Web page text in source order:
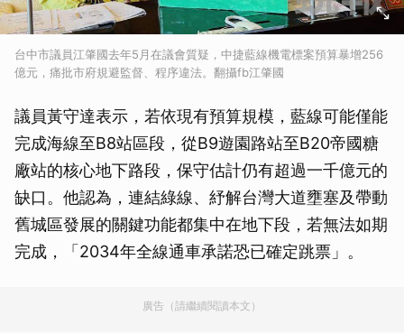
台中市議員江肇國去年5月在議會質疑，中捷藍線機電標案預算暴增256
億元，痛批市府規避監督、程序違法。翻攝fb江肇國
議員黃守達表示，若依現有預算規模，藍線可能僅能
完成海線至B8站區段，從B9遊園路站至B20帝國糖
廠站的核心地下路段，保守估計仍有超過一千億元的
缺口。他認為，連結綠線、紓解台灣大道壅塞及帶動
舊城區發展的關鍵功能都集中在地下段，若無法如期
完成，「2034年全線通車承諾恐已確定跳票」。
廣告（請繼續閱讀本文）